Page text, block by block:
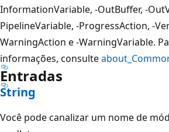
InformationVariable, -OutBuffer, -
PipelineVariable, -ProgressAction, -
WarningAction e -WarningVariable.
informações, consulte
Entradas
String
Você pode canalizar um nome de